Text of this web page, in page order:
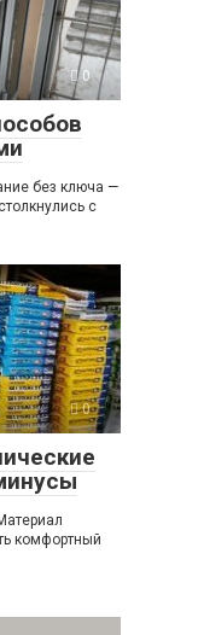
0
без ключа —
с
0
комфортный